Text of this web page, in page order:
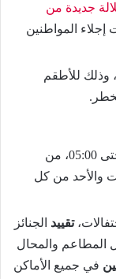
جديدة من
المواطنين
وذلك للأطقم
جزئيا من الساعة 21:00 حتى 05:00، من
والأحد من كل
تقييد الجنائز
المطاعم والمحال
في جميع الأماكن